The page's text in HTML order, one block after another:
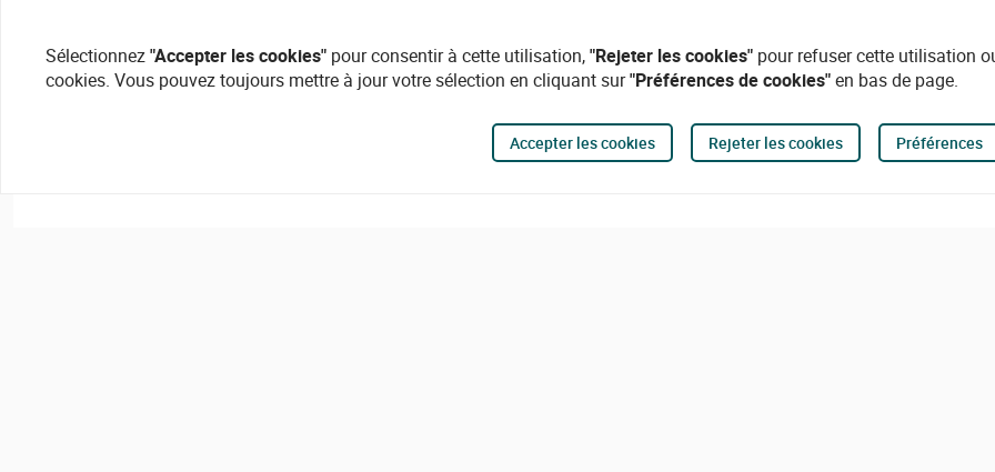
Sélectionnez"Accepter les cookies" pour consentir à cette utilisation,"Rejeter les cookies" pour refuser cette utilisation
cookies. Vous pouvez toujours mettre à jour votre sélection en cliquant sur"Préférences de cookies"en bas de page.
Accepter les cookies Rejeter les cookies Préférences